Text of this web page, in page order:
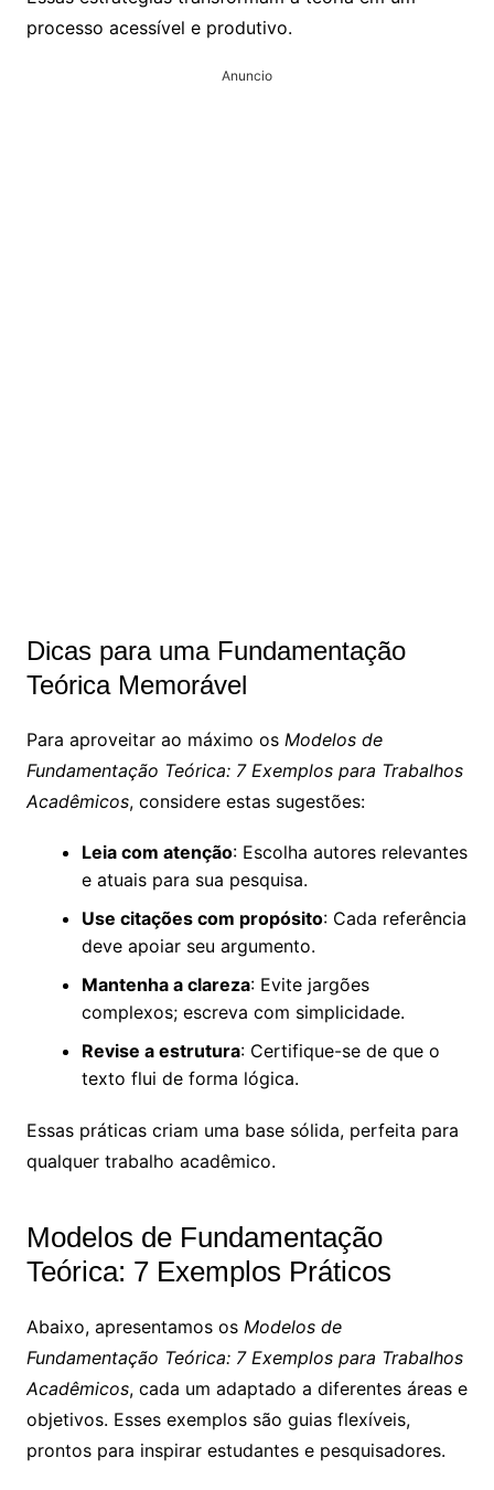
processo acessível e produtivo.
Anuncio
Dicas para uma Fundamentação
Teórica Memorável
Para aproveitar ao máximo os Modelos de
Fundamentação Teórica: 7 Exemplos para Trabalhos
Acadêmicos, considere estas sugestões:
Leia com atenção: Escolha autores relevantes
e atuais para sua pesquisa.
Use citações com propósito: Cada referência
deve apoiar seu argumento.
Mantenha a clareza: Evite jargões
complexos; escreva com simplicidade.
Revise a estrutura: Certifique-se de que o
texto flui de forma lógica.
Essas práticas criam uma base sólida, perfeita para
qualquer trabalho acadêmico.
Modelos de Fundamentação
Teórica: 7 Exemplos Práticos
Abaixo, apresentamos os Modelos de
Fundamentação Teórica: 7 Exemplos para Trabalhos
Acadêmicos, cada um adaptado a diferentes áreas e
objetivos. Esses exemplos são guias flexíveis,
prontos para inspirar estudantes e pesquisadores.